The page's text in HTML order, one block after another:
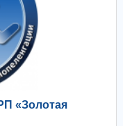
«Золотая